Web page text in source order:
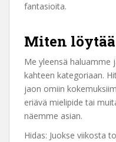
fantasioita.
Miten
Me yleensä haluamme
kahteen kategoriaan.
jaon omiin
eriävä mielipide tai
näemme asian.
Hidas: Juokse viikosta